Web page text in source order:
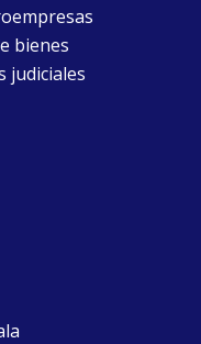
bienes
judiciales